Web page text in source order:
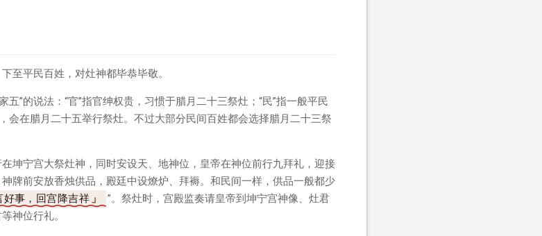
至平民百姓，对灶神都毕恭毕敬。
五”的说法：“官”指官绅权贵，习惯于腊月二十三祭灶；“民”指一般平民
会在腊月二十五举行祭灶。不过大部分民间百姓都会选择腊月二十三祭
坤宁宫大祭灶神，同时安设天、地神位，皇帝在神位前行九拜礼，迎接
牌前安放香烛供品，殿廷中设燎炉、拜褥。和民间一样，供品一般都少
好事，回宫降吉祥
”。祭灶时，宫殿监奏请皇帝到坤宁宫神像、灶君
神位行礼。